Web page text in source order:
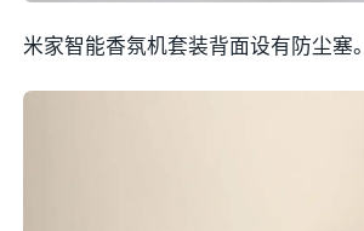
米家智能香氛机套装背面设有防尘塞。